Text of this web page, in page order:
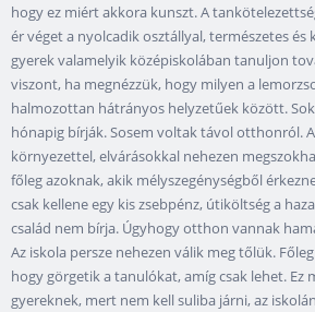
hogy ez miért akkora kunszt. A
ér véget a nyolcadik osztállyal, természetes és
gyerek valamelyik középiskolában tanuljon
viszont, ha megnézzük, hogy milyen a
halmozottan hátrányos helyzetűek között.
hónapig bírják. Sosem voltak távol otthonról.
környezettel, elvárásokkal nehezen
főleg azoknak, akik mélyszegénységből
csak kellene egy kis zsebpénz, útiköltség a
család nem bírja. Úgyhogy otthon vannak
Az iskola persze nehezen válik meg tőlük.
hogy görgetik a tanulókat, amíg csak lehet. Ez
gyereknek, mert nem kell suliba járni, az